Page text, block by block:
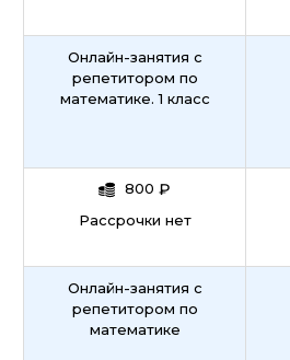
Онлайн-занятия с
репетитором по
математике. 1 класс
800 ₽
Рассрочки нет
Онлайн-занятия с
репетитором по
математике